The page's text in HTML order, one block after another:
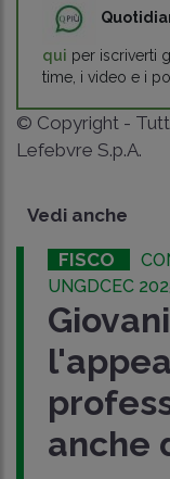
qui per iscriverti
time, i video e i
© Copyright -
Lefebvre S.p.A.
Vedi anche
FISCO
UNGDCEC
anche